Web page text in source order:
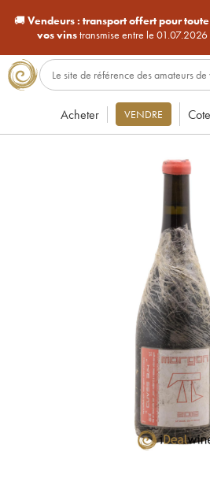
🚚Vendeurs : transport offert pour
vos vinstransmise entre le
Acheter VENDRE Cote